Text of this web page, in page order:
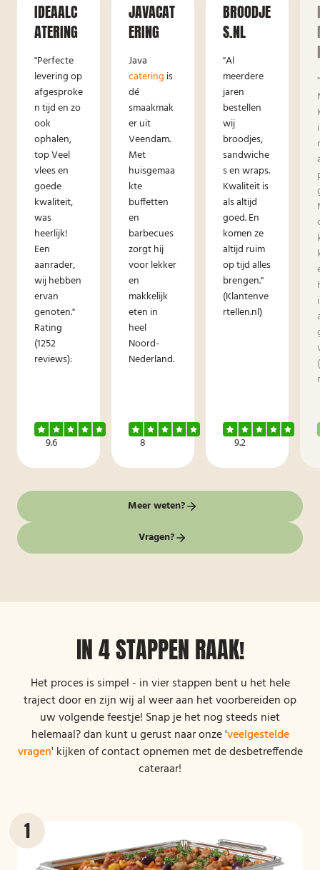
IDEAALC
ATERING
"Perfecte
levering op
afgesproke
n tijd en zo
ook
ophalen,
top Veel
vlees en
goede
kwaliteit,
was
heerlijk!
Een
aanrader,
wij hebben
ervan
genoten."
Rating
(1252
reviews):
9.6
JAVACAT
ERING
Java
catering is
dé
smaakmak
er uit
Veendam.
Met
huisgemaa
kte
buffetten
en
barbecues
zorgt hij
voor lekker
en
makkelijk
eten in
heel
Noord-
Nederland.
8
BROODJE
S.NL
"Al
meerdere
jaren
bestellen
wij
broodjes,
sandwiche
s en wraps.
Kwaliteit is
als altijd
goed. En
komen ze
altijd ruim
op tijd alles
brengen."
(Klantenve
rtellen.nl)
9.2
Meer weten?
Vragen?
IN 4 STAPPEN RAAK!
Het proces is simpel - in vier stappen bent u het hele
traject door en zijn wij al weer aan het voorbereiden op
uw volgende feestje! Snap je het nog steeds niet
helemaal? dan kunt u gerust naar onze 'veelgestelde
vragen' kijken of contact opnemen met de desbetreffende
cateraar!